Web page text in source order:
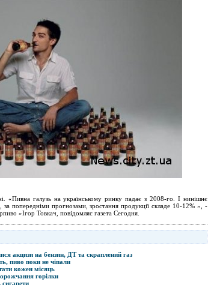
«Пивна галузь на українському ринку падає з 2008-го. І нинішнє
попередніми прогнозами, зростання продукції складе 10-12% », -
»Ігор Товкач, повідомляє газета Сегодня.
акцизи на бензин, ДТ та скраплений газ
пиво поки не чіпали
кожен місяць
горілки